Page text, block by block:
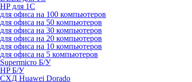
HP для 1С
для офиса на 100 компьютеров
для офиса на 50 компьютеров
для офиса на 30 компьютеров
для офиса на 20 компьютеров
для офиса на 10 компьютеров
для офиса на 5 компьютеров
Supermicro Б/У
HP Б/У
СХД Huawei Dorado